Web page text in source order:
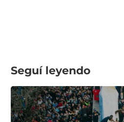
Seguí leyendo